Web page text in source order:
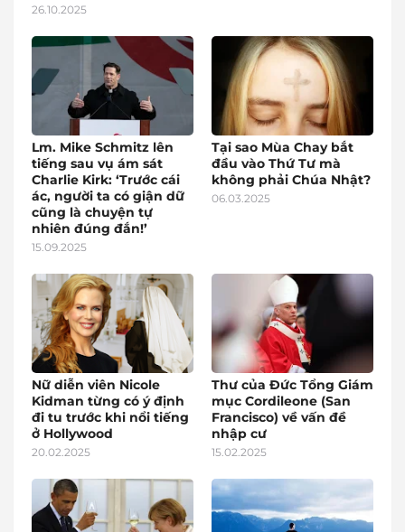
26.10.2025
Lm. Mike Schmitz lên
tiếng sau vụ ám sát
Charlie Kirk: ‘Trước cái
ác, người ta có giận dữ
cũng là chuyện tự
nhiên đúng đắn!’
15.09.2025
Tại sao Mùa Chay bắt
đầu vào Thứ Tư mà
không phải Chúa Nhật?
06.03.2025
Nữ diễn viên Nicole
Kidman từng có ý định
đi tu trước khi nổi tiếng
ở Hollywood
20.02.2025
Thư của Đức Tổng Giám
mục Cordileone (San
Francisco) về vấn đề
nhập cư
15.02.2025